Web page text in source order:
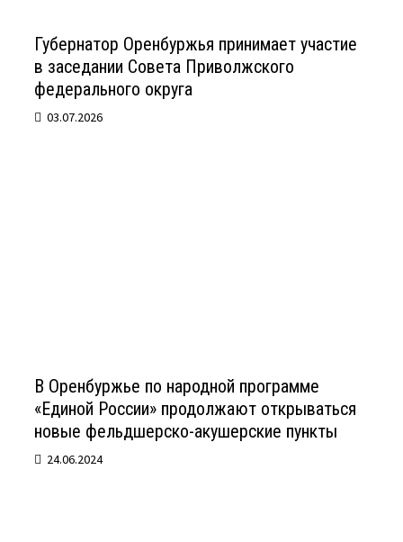
Губернатор Оренбуржья принимает участие
в заседании Совета Приволжского
федерального округа
03.07.2026
В Оренбуржье по народной программе
«Единой России» продолжают открываться
новые фельдшерско-акушерские пункты
24.06.2024